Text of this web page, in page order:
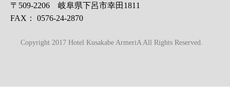
〒509-2206 岐阜県下呂市幸田1811
FAX： 0576-24-2870
Copyright 2017 Hotel Kusakabe ArmeriA All Rights Reserved.